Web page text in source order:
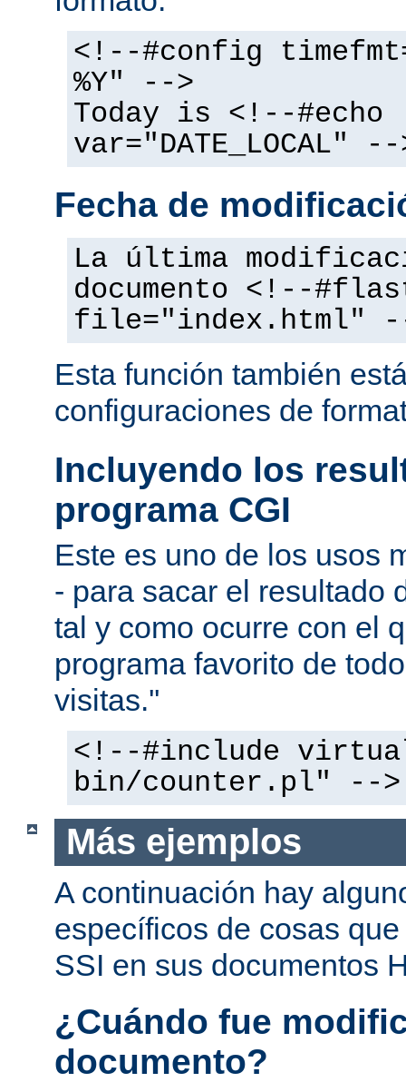
<!--#config
%Y" -->
Today is <!--#echo
var="DATE_LOCAL" --
Fecha de
La última
documento <!--
file="index.html"
Esta función también
configuraciones de
Incluyendo los
programa CGI
Este es uno de los usos
- para sacar el resultado
tal y como ocurre con el
programa favorito de
visitas.''
<!--#include
bin/counter.pl" -->
Más ejemplos
A continuación hay
específicos de cosas
SSI en sus documentos
¿Cuándo fue
documento?